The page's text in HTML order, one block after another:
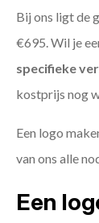
Bij ons ligt de
€695. Wil je
specifieke
kostprijs nog
Een logo
van ons alle
Een